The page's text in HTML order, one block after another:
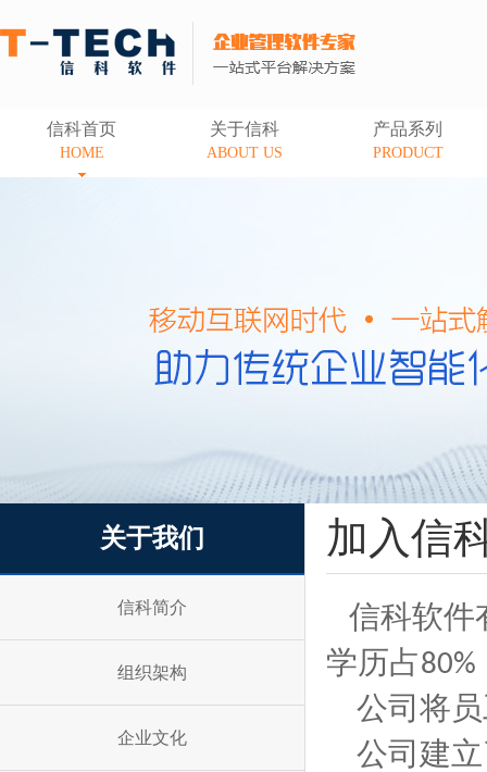
信科首页
HOME
关于信科
ABOUT US
产品系列
PRODUCT
关于我们
信科简介
组织架构
企业文化
加入信
信科软件
学历占80%
公司将
公司建